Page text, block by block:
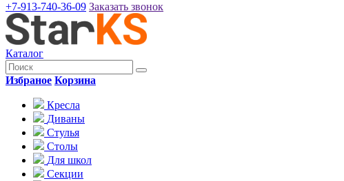
+7-913-740-36-09 Заказать звонок
Каталог
Избраное Корзина
Кресла
Диваны
Стулья
Столы
Для школ
Секции